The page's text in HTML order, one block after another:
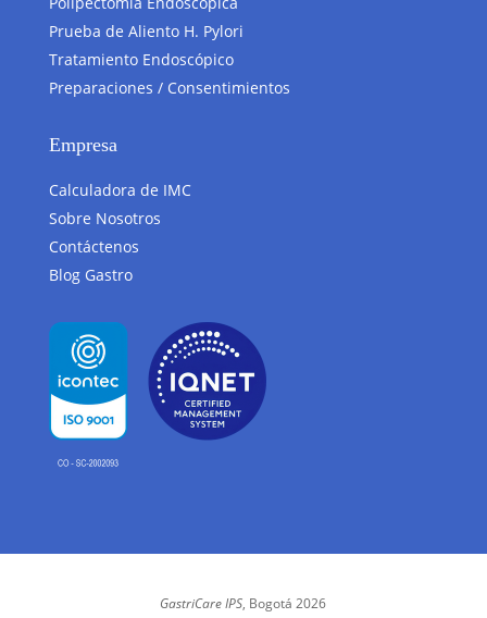
Prueba de Aliento H. Pylori
Tratamiento Endoscópico
Preparaciones / Consentimientos
Empresa
Calculadora de IMC
Sobre Nosotros
Contáctenos
Blog Gastro
GastriCare IPS, Bogotá 2026